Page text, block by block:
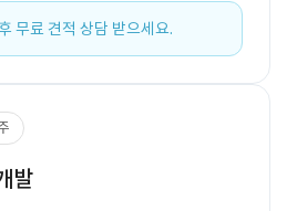
무료 견적 상담 받으세요.
발